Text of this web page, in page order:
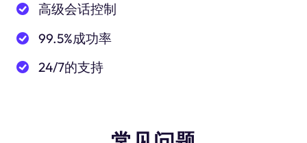
高级会话控制
99.5%成功率
24/7的支持